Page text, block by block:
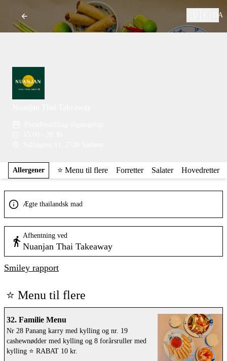
DA
Allergener ⭐️ Menu til flere Forretter Salater Hovedretter
Ægte thailandsk mad
Afhentning ved
Nuanjan Thai Takeaway
Smiley rapport
⭐️ Menu til flere
32. Familie Menu
Nr 28 Panang karry med kylling og nr. 19
cashewnødder med kylling og 8 forårsruller med
kylling ⭐️ RABAT 10 kr.